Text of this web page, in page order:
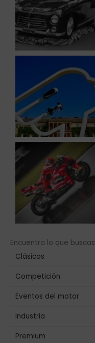
Encuentra lo que buscas
Clásicos
Competición
Eventos del motor
Industria
Premium